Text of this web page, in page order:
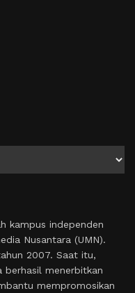
kampus independen
Nusantara (UMN).
2007. Saat itu,
berhasil menerbitkan
mempromosikan